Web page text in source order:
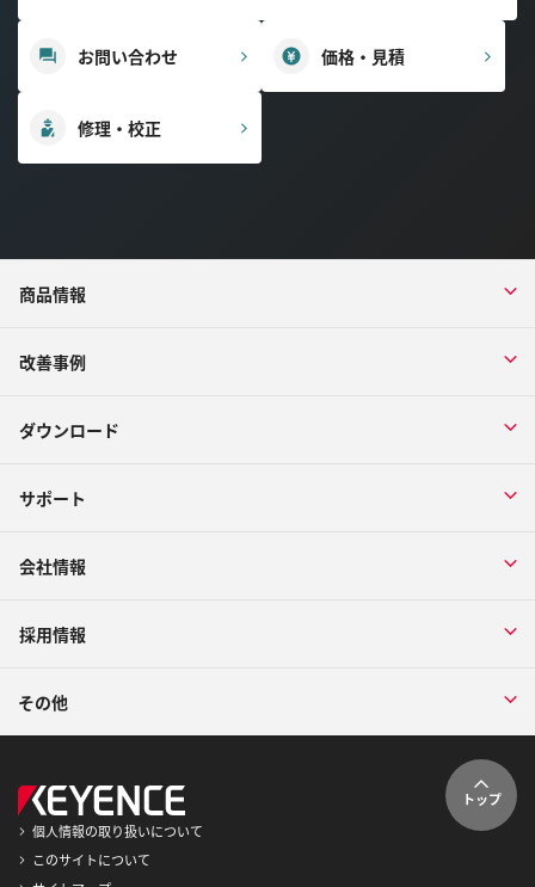
お問い合わせ 価格・見積
修理・校正
商品情報
改善事例
ダウンロード
サポート
会社情報
採用情報
その他
トップ
個人情報の取り扱いについて
このサイトについて